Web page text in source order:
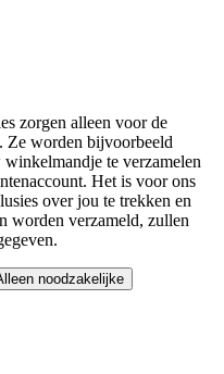
zorgen alleen voor de
Ze worden bijvoorbeeld
te verzamelen
Het is voor ons
over jou te trekken en
worden verzameld, zullen
noodzakelijke